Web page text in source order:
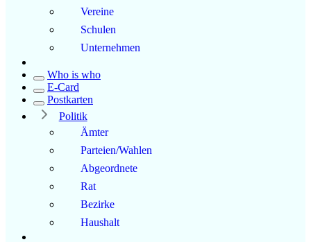
Vereine
Schulen
Unternehmen
Who is who
E-Card
Postkarten
Politik
Ämter
Parteien/Wahlen
Abgeordnete
Rat
Bezirke
Haushalt